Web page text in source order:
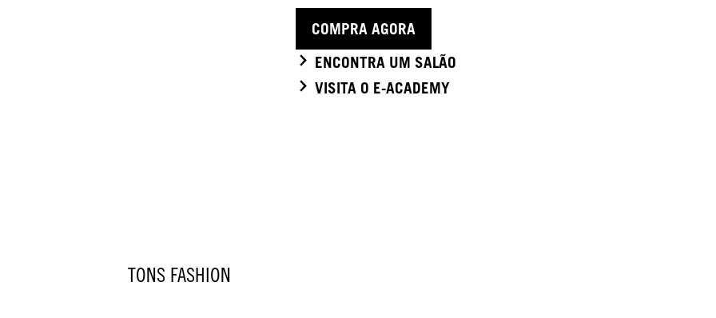
COMPRA AGORA
ENCONTRA UM SALÃO
VISITA O E-ACADEMY
TONS FASHION